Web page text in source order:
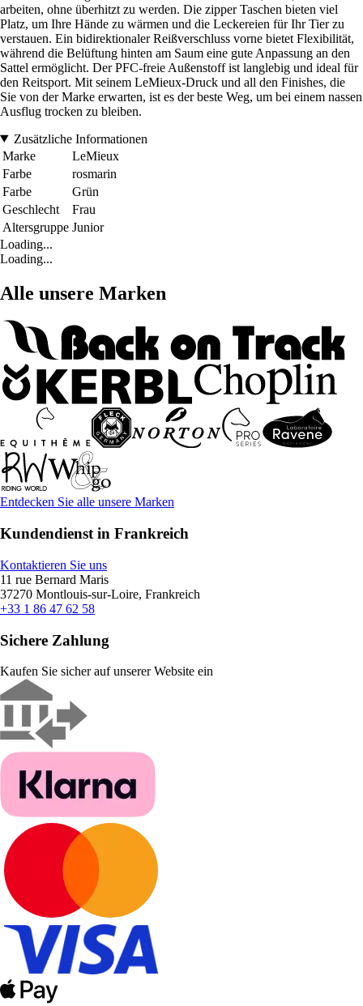
arbeiten, ohne überhitzt zu werden. Die zipper Taschen bieten viel
Platz, um Ihre Hände zu wärmen und die Leckereien für Ihr Tier zu
verstauen. Ein bidirektionaler Reißverschluss vorne bietet Flexibilität,
während die Belüftung hinten am Saum eine gute Anpassung an den
Sattel ermöglicht. Der PFC-freie Außenstoff ist langlebig und ideal für
den Reitsport. Mit seinem LeMieux-Druck und all den Finishes, die
Sie von der Marke erwarten, ist es der beste Weg, um bei einem nassen
Ausflug trocken zu bleiben.
Zusätzliche Informationen
Marke
LeMieux
Farbe
rosmarin
Farbe
Grün
Geschlecht
Frau
Altersgruppe Junior
Loading...
Loading...
Alle unsere Marken
Entdecken Sie alle unsere Marken
Kundendienst in Frankreich
Kontaktieren Sie uns
11 rue Bernard Maris
37270 Montlouis-sur-Loire, Frankreich
+33 1 86 47 62 58
Sichere Zahlung
Kaufen Sie sicher auf unserer Website ein